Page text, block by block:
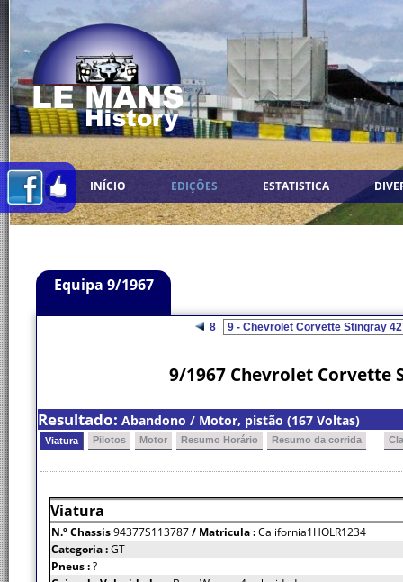
INÍCIO EDIÇÕES ESTATISTICA
Equipa 9/1967
8
9/1967 Chevrolet Corvette
Resultado: Abandono / Motor, pistão (167 Voltas)
Viatura Pilotos Motor Resumo Horário Resumo da corrida
Viatura
N.º Chassis94377S113787/ Matricula :California1HOLR1234
Categoria :GT
Pneus :?